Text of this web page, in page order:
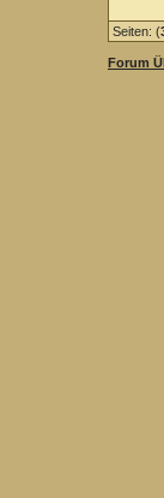
Seiten: (
Forum